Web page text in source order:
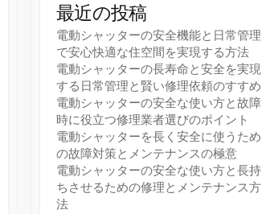
最近の投稿
電動シャッターの安全機能と日常管理
で安心快適な住空間を実現する方法
電動シャッターの長寿命と安全を実現
する日常管理と賢い修理依頼のすすめ
電動シャッターの安全な使い方と故障
時に役立つ修理業者選びのポイント
電動シャッターを長く安全に使うため
の故障対策とメンテナンスの極意
電動シャッターの安全な使い方と長持
ちさせるための修理とメンテナンス方
法